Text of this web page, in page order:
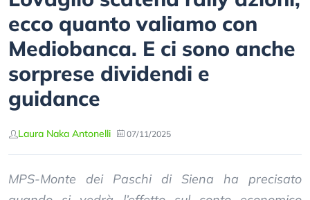
ecco quanto valiamo con
Mediobanca. E ci sono anche
sorprese dividendi e
guidance
Laura Naka Antonelli 07/11/2025
MPS-Monte dei Paschi di Siena ha precisato